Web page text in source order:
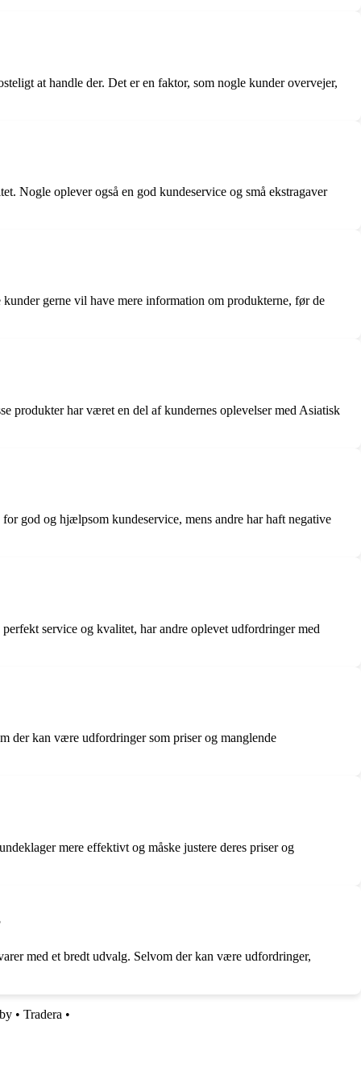
at handle der. Det er en faktor, som nogle kunder overvejer,
Nogle oplever også en god kundeservice og små ekstragaver
gerne vil have mere information om produkterne, før de
produkter har været en del af kundernes oplevelser med Asiatisk
god og hjælpsom kundeservice, mens andre har haft negative
service og kvalitet, har andre oplevet udfordringer med
der kan være udfordringer som priser og manglende
mere effektivt og måske justere deres priser og
med et bredt udvalg. Selvom der kan være udfordringer,
• Tradera •